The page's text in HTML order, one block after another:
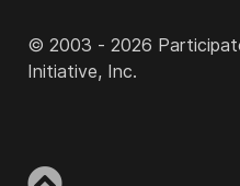
© 2003 - 2026
Initiative, Inc.